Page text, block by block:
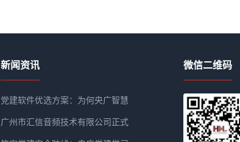
新闻资讯
党建软件优选方案：为何央广智慧
广州市汇信音频技术有限公司正式
微信二维码